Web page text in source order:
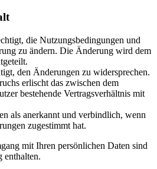
die Nutzungsbedingungen und
zu ändern. Die Änderung wird dem
den Änderungen zu widersprechen.
erlischt das zwischen dem
bestehende Vertragsverhältnis mit
als anerkannt und verbindlich, wenn
zugestimmt hat.
mit Ihren persönlichen Daten sind
enthalten.